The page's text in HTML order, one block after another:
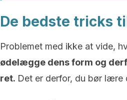
De bedste tricks
Problemet med ikke at vide,
ødelægge dens form og
ret. Det er derfor, du bør